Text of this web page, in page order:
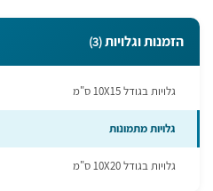
הזמנות וגלויות(3)
גלויות בגודל 10X15 ס"מ
גלויות מתמונות
גלויות בגודל 10X20 ס"מ